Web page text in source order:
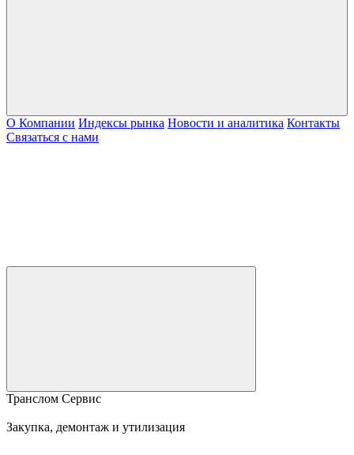
О Компании Индексы рынка Новости и аналитика Контакты
Связаться с нами
Транслом Сервис
Закупка, демонтаж и утилизация